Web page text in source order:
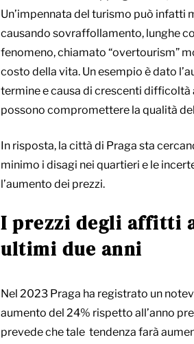
Un’impennata del turismo può infatti
causando sovraffollamento, lunghe
fenomeno, chiamato “overtourism”
costo della vita. Un esempio è dato
termine e causa di crescenti
possono compromettere la qualità
In risposta, la città di Praga sta
minimo i disagi nei quartieri e le
l’aumento dei prezzi.
I prezzi degli affitti
ultimi due anni
Nel 2023 Praga ha registrato un
aumento del 24% rispetto all’anno
prevede che tale tendenza farà